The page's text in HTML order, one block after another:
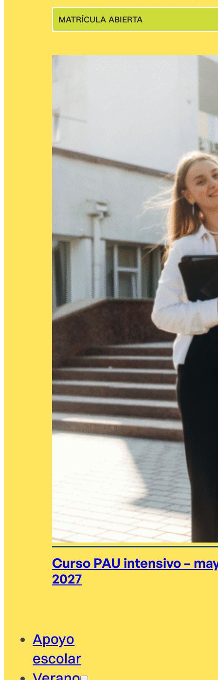
MATRÍCULA ABIERTA
Curso PAU intensivo –
2027
Apoyo
escolar